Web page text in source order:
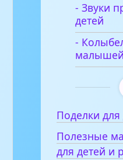
- Звуки
детей
-
малышей
Поделки для
Полезные
для детей и